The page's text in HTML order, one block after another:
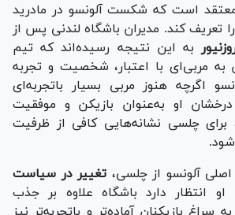
است که شکست آلونسو در مادرید
را تعریف کند. مدیران باشگاه لندنی پس از
به این نتیجه رسیده‌اند که تیم
به مربی‌ای با اعتبار، شخصیت و تجربه
اگرچه هنوز مربی بسیار باتجربه‌ای
او به‌عنوان بازیکن و موفقیت
برای چلسی نشانه‌هایی کافی از ظرفیت
آلونسو از چلسی، تغییر در سیاست
انتظار دارد باشگاه علاوه بر جذب